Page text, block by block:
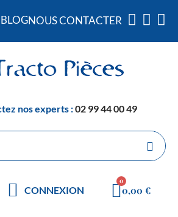
BLOGNOUS CONTACTER
nos experts :02 99 44 00 49
CONNEXION 0,00 €